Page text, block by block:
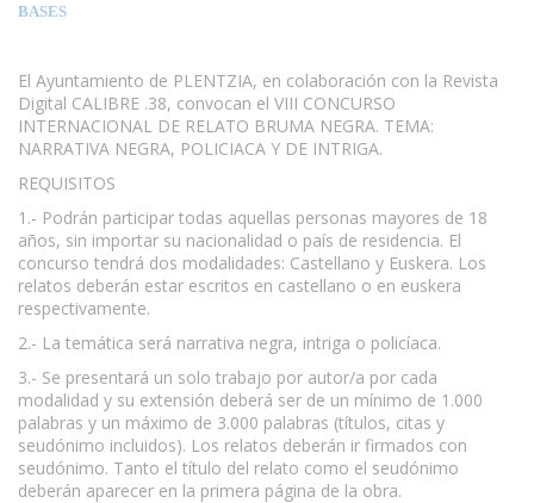
BASES
El Ayuntamiento de PLENTZIA, en colaboración con la Revista
Digital CALIBRE .38, convocan el VIII CONCURSO
INTERNACIONAL DE RELATO BRUMA NEGRA. TEMA:
NARRATIVA NEGRA, POLICIACA Y DE INTRIGA.
REQUISITOS
1.- Podrán participar todas aquellas personas mayores de 18
años, sin importar su nacionalidad o país de residencia. El
concurso tendrá dos modalidades: Castellano y Euskera. Los
relatos deberán estar escritos en castellano o en euskera
respectivamente.
2.- La temática será narrativa negra, intriga o policíaca.
3.- Se presentará un solo trabajo por autor/a por cada
modalidad y su extensión deberá ser de un mínimo de 1.000
palabras y un máximo de 3.000 palabras (títulos, citas y
seudónimo incluidos). Los relatos deberán ir firmados con
seudónimo. Tanto el título del relato como el seudónimo
deberán aparecer en la primera página de la obra.